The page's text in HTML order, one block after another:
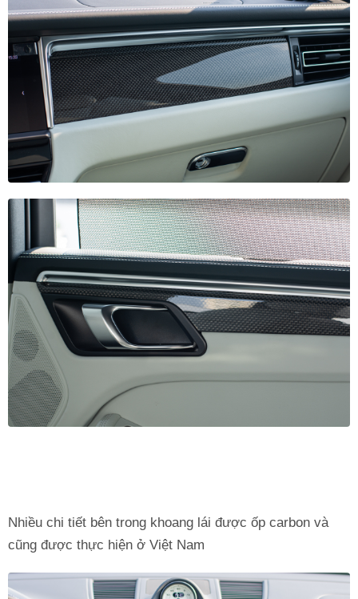
Nhiều chi tiết bên trong khoang lái được ốp carbon và
cũng được thực hiện ở Việt Nam